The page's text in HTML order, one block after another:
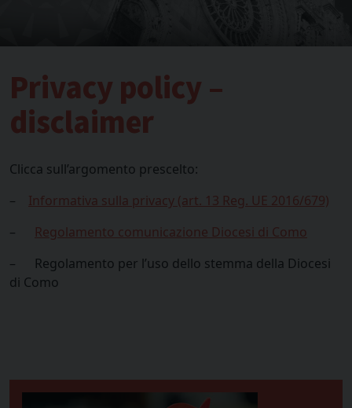
Privacy policy –
disclaimer
Clicca sull’argomento prescelto:
– Informativa sulla privacy (art. 13 Reg. UE 2016/679)
– Regolamento comunicazione Diocesi di Como
– Regolamento per l’uso dello stemma della Diocesi
di Como